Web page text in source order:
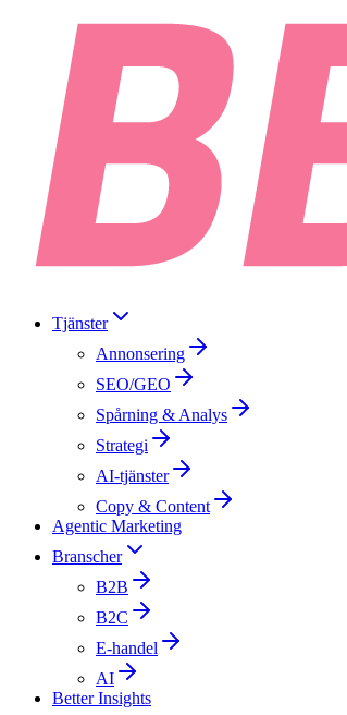
Tjänster
Annonsering
SEO/GEO
Spårning & Analys
Strategi
AI-tjänster
Copy & Content
Agentic Marketing
Branscher
B2B
B2C
E-handel
AI
Better Insights